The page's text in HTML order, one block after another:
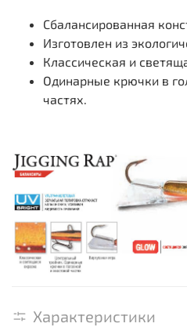
Сбалансированная
Изготовлен из
Классическая и
Одинарные крючки в
частях.
Характеристики